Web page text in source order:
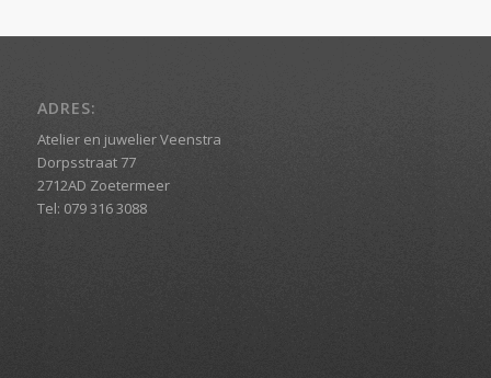
ADRES:
Atelier en juwelier Veenstra
Dorpsstraat 77
2712AD Zoetermeer
Tel: 079 316 3088